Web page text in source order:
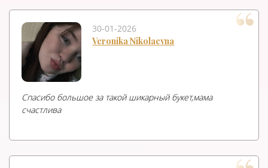
30-01-2026
Veronika Nikolaevna
Спасибо большое за такой шикарный букет,мама
счастлива